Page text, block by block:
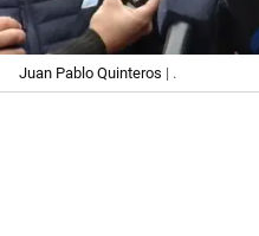
Juan Pablo Quinteros | .